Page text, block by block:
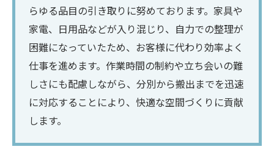
らゆる品目の引き取りに努めております。家具や
家電、日用品などが入り混じり、自力での整理が
困難になっていたため、お客様に代わり効率よく
仕事を進めます。作業時間の制約や立ち会いの難
しさにも配慮しながら、分別から搬出までを迅速
に対応することにより、快適な空間づくりに貢献
します。